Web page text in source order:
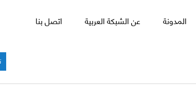
المدونة عن الشبكة العربية اتصل بنا